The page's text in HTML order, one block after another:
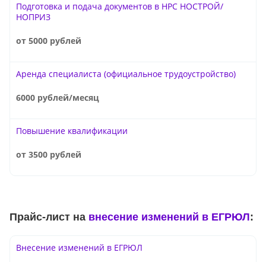
Подготовка и подача документов в НРС НОСТРОЙ/
НОПРИЗ
от 5000 рублей
Аренда специалиста (официальное трудоустройство)
6000 рублей/месяц
Повышение квалификации
от 3500 рублей
Прайс-лист на внесение изменений в ЕГРЮЛ:
Внесение изменений в ЕГРЮЛ